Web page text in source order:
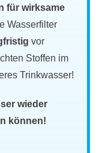
für wirksame
Wasserfilter
vor
Stoffen im
Trinkwasser!
wieder
können!